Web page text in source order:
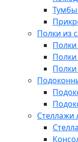
Тумбы
Полки из
Полки
Стеллажи